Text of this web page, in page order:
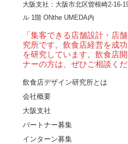
とライブ感を
和モダン串揚
「…
【Queux
ノルム）】女
薦めな&…
大阪支社 ：大阪市北区曽根崎2-16-
ル 1階 ONthe UMEDA内
「集客できる店舗設計・店
究所です。飲食店経営を成
を研究しています。飲食店
ナーの方は、ぜひご相談くだ
飲食店デザイン研究所とは
会社概要
大阪支社
パートナー募集
インターン募集